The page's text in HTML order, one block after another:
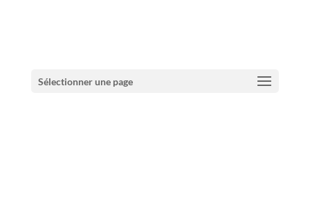
Sélectionner une page